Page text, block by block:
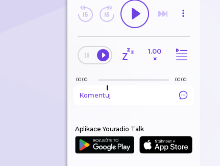
1.00
×
00:00 00:00
Komentuj
Aplikace Youradio Talk